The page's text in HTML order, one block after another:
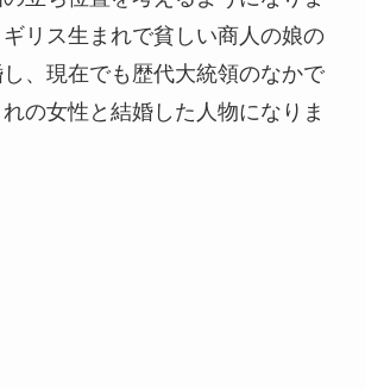
リス生まれで貧しい商人の娘の
、現在でも歴代大統領のなかで
の女性と結婚した人物になりま